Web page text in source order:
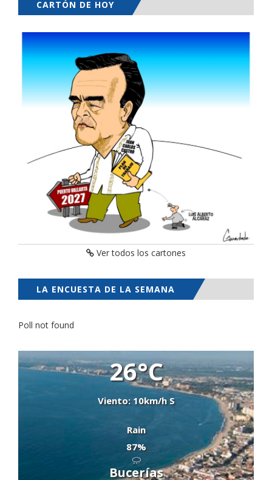
CARTÓN DE HOY
Ver todos los cartones
LA ENCUESTA DE LA SEMANA
Poll not found
26°C
Viento: 10km/h S
Rain
87%
Bucerías